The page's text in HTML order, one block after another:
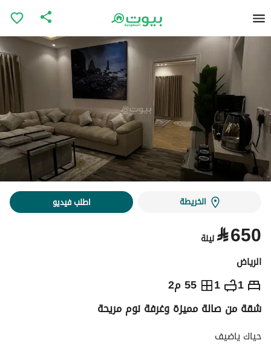
الخريطة اطلب فيديو
⃁650 ليلة
الرياض
1
1 55 م2 ⃁
650 يومياً
السياحة الاماكن القريبة
شقة من صالة مميزة وغرفة نوم مريحة
حياك ياضيف